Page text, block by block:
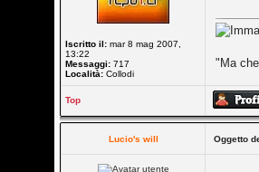
Iscritto il: mar 8 mag 2007,
13:22
Messaggi: 717
Località: Collodi
"Ma
Top
Lucio's will Oggetto